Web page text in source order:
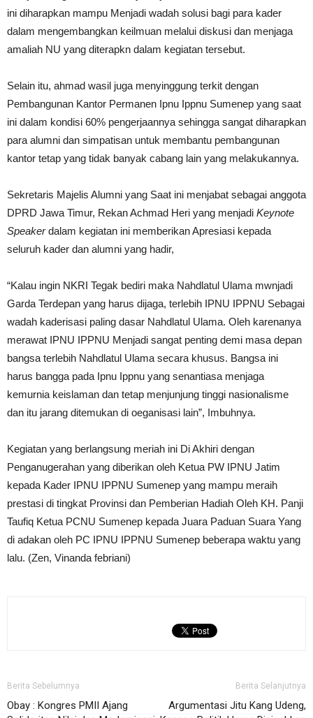
ini diharapkan mampu Menjadi wadah solusi bagi para kader
dalam mengembangkan keilmuan melalui diskusi dan menjaga
amaliah NU yang diterapkn dalam kegiatan tersebut.
Selain itu, ahmad wasil juga menyinggung terkit dengan
Pembangunan Kantor Permanen Ipnu Ippnu Sumenep yang saat
ini dalam kondisi 60% pengerjaannya sehingga sangat diharapkan
para alumni dan simpatisan untuk membantu pembangunan
kantor tetap yang tidak banyak cabang lain yang melakukannya.
Sekretaris Majelis Alumni yang Saat ini menjabat sebagai anggota
DPRD Jawa Timur, Rekan Achmad Heri yang menjadi Keynote
Speakerdalam kegiatan ini memberikan Apresiasi kepada
seluruh kader dan alumni yang hadir,
“Kalau ingin NKRI Tegak bediri maka Nahdlatul Ulama mwnjadi
Garda Terdepan yang harus dijaga, terlebih IPNU IPPNU Sebagai
wadah kaderisasi paling dasar Nahdlatul Ulama. Oleh karenanya
merawat IPNU IPPNU Menjadi sangat penting demi masa depan
bangsa terlebih Nahdlatul Ulama secara khusus. Bangsa ini
harus bangga pada Ipnu Ippnu yang senantiasa menjaga
kemurnia keislaman dan tetap menjunjung tinggi nasionalisme
dan itu jarang ditemukan di oeganisasi lain”, Imbuhnya.
Kegiatan yang berlangsung meriah ini Di Akhiri dengan
Penganugerahan yang diberikan oleh Ketua PW IPNU Jatim
kepada Kader IPNU IPPNU Sumenep yang mampu meraih
prestasi di tingkat Provinsi dan Pemberian Hadiah Oleh KH. Panji
Taufiq Ketua PCNU Sumenep kepada Juara Paduan Suara Yang
di adakan oleh PC IPNU IPPNU Sumenep beberapa waktu yang
lalu. (Zen, Vinanda febriani)
Berita Sebelumnya
Obay : Kongres PMII Ajang
Berita Selanjutnya
Argumentasi Jitu Kang Udeng,